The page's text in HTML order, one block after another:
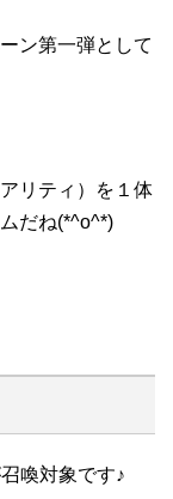
ン第一弾として
リティ）を１体
だね(*^o^*)
喚対象です♪